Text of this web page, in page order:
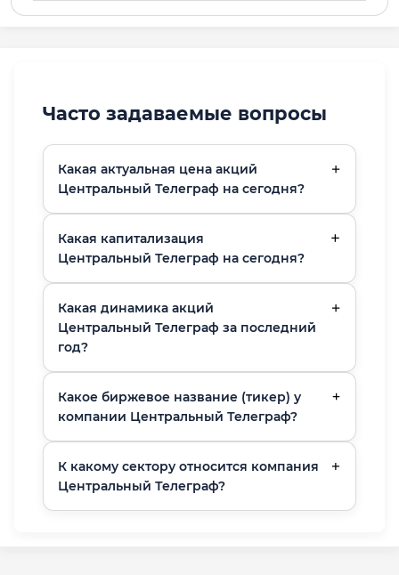
Часто задаваемые вопросы
Какая актуальная цена акций
Центральный Телеграф на сегодня?
Какая капитализация
Центральный Телеграф на сегодня?
Какая динамика акций
Центральный Телеграф за последний
год?
Какое биржевое название (тикер) у
компании Центральный Телеграф?
К какому сектору относится компания
Центральный Телеграф?